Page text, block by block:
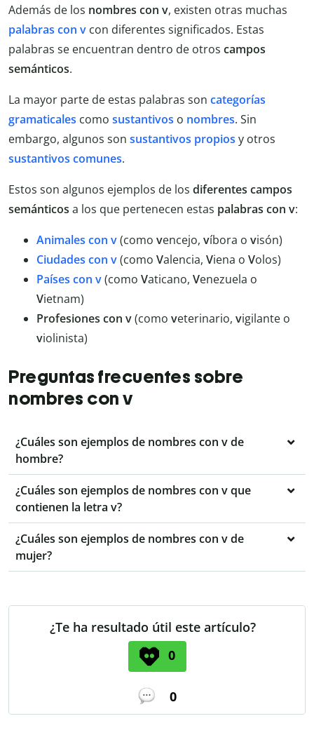
Además de los nombres con v, existen otras muchas
palabras con v con diferentes significados. Estas
palabras se encuentran dentro de otros campos
semánticos.
La mayor parte de estas palabras son categorías
gramaticales como sustantivos o nombres. Sin
embargo, algunos son sustantivos propios y otros
sustantivos comunes.
Estos son algunos ejemplos de los diferentes campos
semánticos a los que pertenecen estas palabras con v:
Animales con v(como vencejo, víbora o visón)
Ciudades con v(como Valencia, Viena o Volos)
Países con v(como Vaticano, Venezuela o
Vietnam)
Profesiones con v(como veterinario, vigilante o
violinista)
Preguntas frecuentes sobre
nombres con v
¿Cuáles son ejemplos de nombres con v de
hombre?
¿Cuáles son ejemplos de nombres con v que
contienen la letra v?
¿Cuáles son ejemplos de nombres con v de
mujer?
¿Te ha resultado útil este artículo?
0
0